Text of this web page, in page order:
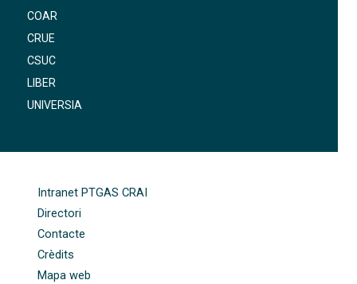
COAR
CRUE
CSUC
LIBER
UNIVERSIA
Intranet PTGAS CRAI
Directori
Contacte
Crèdits
Mapa web